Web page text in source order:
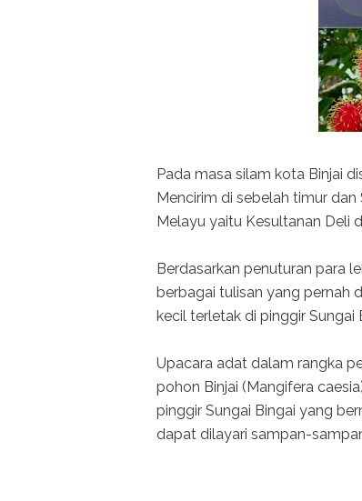
Pada masa silam kota Binjai
Mencirim di sebelah timur
Melayu yaitu Kesultanan Deli
Berdasarkan penuturan para
berbagai tulisan yang pernah
kecil terletak di pinggir Sungai
Upacara adat dalam rangka
pohon Binjai (Mangifera
pinggir Sungai Bingai yang
dapat dilayari sampan-